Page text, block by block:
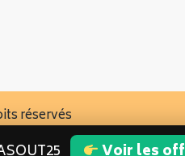
réservés